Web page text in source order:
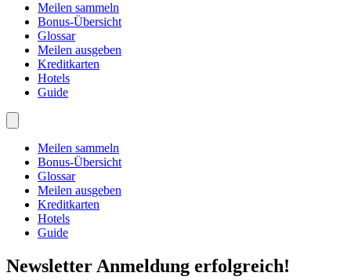
Meilen sammeln
Bonus-Übersicht
Glossar
Meilen ausgeben
Kreditkarten
Hotels
Guide
Meilen sammeln
Bonus-Übersicht
Glossar
Meilen ausgeben
Kreditkarten
Hotels
Guide
Newsletter Anmeldung erfolgreich!